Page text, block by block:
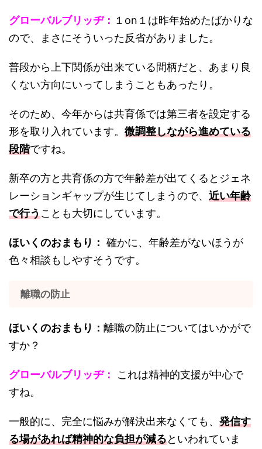
グローバルブリッヂ： １on１は昨年始めたばかりな
ので、まさにそういった反省がありました。
普段から上下関係が出来ている間柄だと、あまり良
くない方向にいってしまうこともあったり。
そのため、今年からは共育係では第三者を設定する
形を取り入れています。 微調整しながら進めている
段階ですね。
新卒の方と共育係の方で年齢差が出てくるとジェネ
レーションギャップが生じてしまうので、 近い年齢
で行うことも大切にしています。
ほいくのおまもり： 確かに、年齢差がないほうが
色々相談もしやすそうです。
離職の防止
ほいくのおまもり： 離職の防止についてはいかがで
すか？
グローバルブリッヂ：
これは精神的支援が中心で
すね。
一般的に、完全に悩みが解決出来なくても、 発信す
る場があれば精神的な負担が減るといわれていま